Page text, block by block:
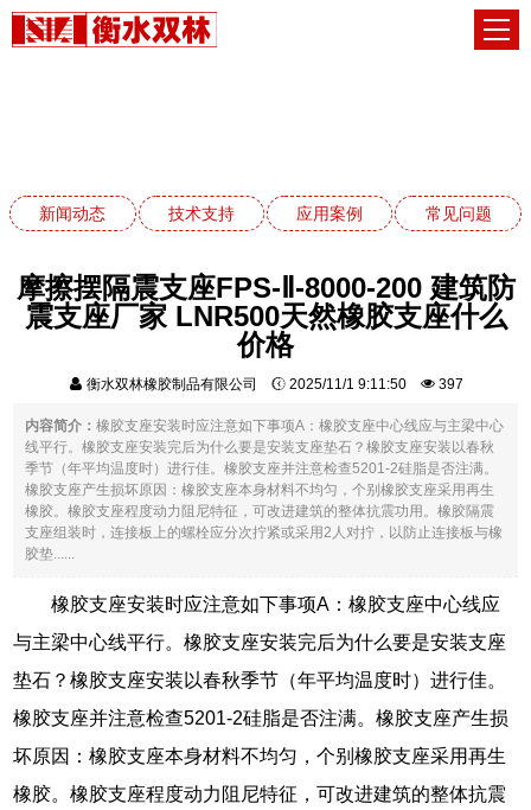
新闻动态 技术支持 应用案例 常见问题
摩擦摆隔震支座FPS-Ⅱ-8000-200 建筑防
震支座厂家 LNR500天然橡胶支座什么
价格
衡水双林橡胶制品有限公司 2025/11/1 9:11:50 397
内容简介：橡胶支座安装时应注意如下事项A：橡胶支座中心线应与主梁中心
线平行。橡胶支座安装完后为什么要是安装支座垫石？橡胶支座安装以春秋
季节（年平均温度时）进行佳。橡胶支座并注意检查5201-2硅脂是否注满。
橡胶支座产生损坏原因：橡胶支座本身材料不均匀，个别橡胶支座采用再生
橡胶。橡胶支座程度动力阻尼特征，可改进建筑的整体抗震功用。橡胶隔震
支座组装时，连接板上的螺栓应分次拧紧或采用2人对拧，以防止连接板与橡
胶垫......
橡胶支座安装时应注意如下事项A：橡胶支座中心线应
与主梁中心线平行。橡胶支座安装完后为什么要是安装支座
垫石？橡胶支座安装以春秋季节（年平均温度时）进行佳。
橡胶支座并注意检查5201-2硅脂是否注满。橡胶支座产生损
坏原因：橡胶支座本身材料不均匀，个别橡胶支座采用再生
橡胶。橡胶支座程度动力阻尼特征，可改进建筑的整体抗震